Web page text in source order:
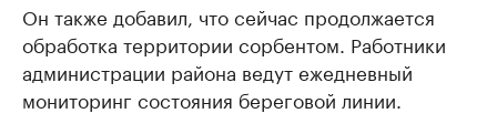
Он также добавил, что сейчас продолжается
обработка территории сорбентом. Работники
администрации района ведут ежедневный
мониторинг состояния береговой линии.